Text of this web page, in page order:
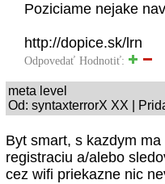
Poziciame nejake
http://dopice.sk/lrn
Odpovedať Hodnotiť:
meta level
Od: syntaxterrorX XX |
Byt smart, s kazdym
registraciu a/alebo
cez wifi priekazne nic